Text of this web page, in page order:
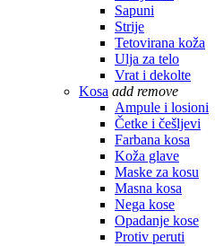
Sapuni
Strije
Tetovirana koža
Ulja za telo
Vrat i dekolte
Kosa add remove
Ampule i losioni
Četke i češljevi
Farbana kosa
Koža glave
Maske za kosu
Masna kosa
Nega kose
Opadanje kose
Protiv peruti